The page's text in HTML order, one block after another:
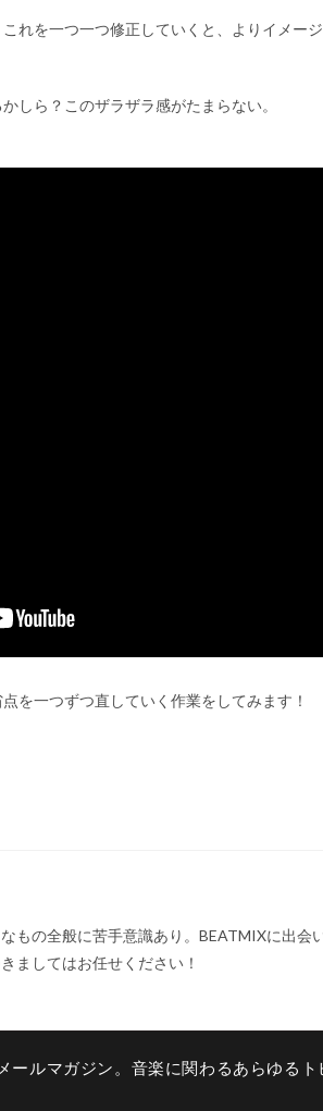
れを一つ一つ修正していくと、よりイメー
しら？このザラザラ感がたまらない。
を一つずつ直していく作業をしてみます！
もの全般に苦手意識あり。BEATMIXに出会
ましてはお任せください！
ールマガジン。音楽に関わるあらゆるト